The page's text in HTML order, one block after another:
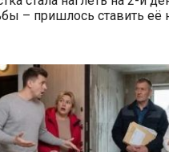
– пришлось ставить её